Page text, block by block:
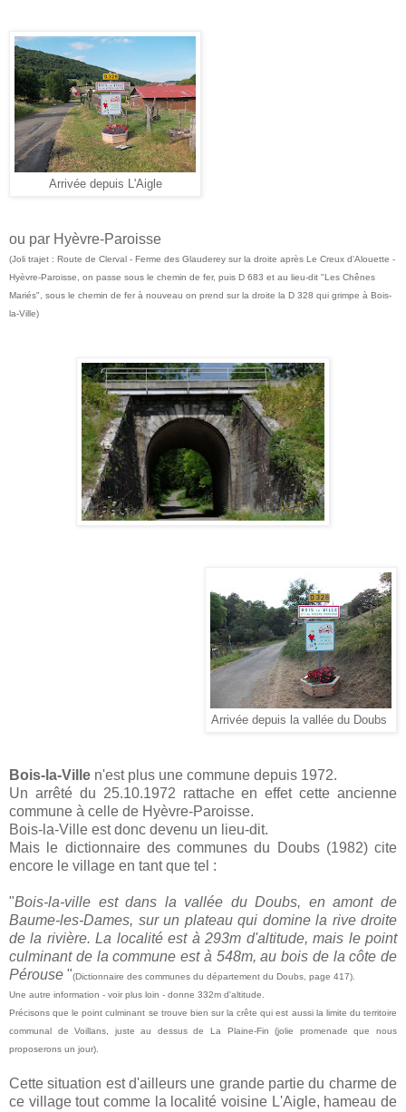
Arrivée depuis L'Aigle
ou par Hyèvre-Paroisse
(Joli trajet : Route de Clerval - Ferme des Glauderey sur la droite après Le Creux d'Alouette -
Hyèvre-Paroisse, on passe sous le chemin de fer, puis D 683 et au lieu-dit "Les Chênes
Mariés", sous le chemin de fer à nouveau on prend sur la droite la D 328 qui grimpe à Bois-
la-Ville)
Arrivée depuis la vallée du Doubs
Bois-la-Ville n'est plus une commune depuis 1972.
Un arrêté du 25.10.1972 rattache en effet cette ancienne
commune à celle de Hyèvre-Paroisse.
Bois-la-Ville est donc devenu un lieu-dit.
Mais le dictionnaire des communes du Doubs (1982) cite
encore le village en tant que tel :
"Bois-la-ville est dans la vallée du Doubs, en amont de
Baume-les-Dames, sur un plateau qui domine la rive droite
de la rivière. La localité est à 293m d'altitude, mais le point
culminant de la commune est à 548m, au bois de la côte de
Pérouse "(Dictionnaire des communes du département du Doubs, page 417).
Une autre information - voir plus loin - donne 332m d'altitude.
Précisons que le point culminant se trouve bien sur la crête qui est aussi la limite du territoire
communal de Voillans, juste au dessus de La Plaine-Fin (jolie promenade que nous
proposerons un jour).
Cette situation est d'ailleurs une grande partie du charme de
ce village tout comme la localité voisine L'Aigle, hameau de